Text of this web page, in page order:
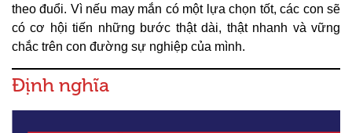
theo đuổi. Vì nếu may mắn có một lựa chọn tốt, các con sẽ
có cơ hội tiến những bước thật dài, thật nhanh và vững
chắc trên con đường sự nghiệp của mình.
Định nghĩa